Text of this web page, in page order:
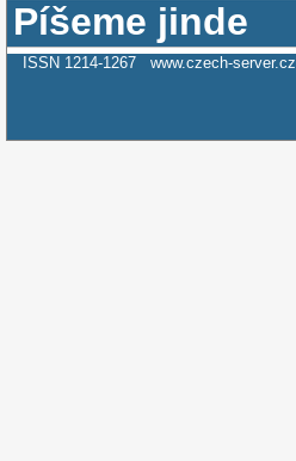
Píšeme jinde
ISSN 1214-1267 www.czech-server.cz